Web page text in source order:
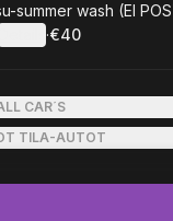
summer wash (EI
:
·
.Price
€40
CAR´S
TILA-AUTOT